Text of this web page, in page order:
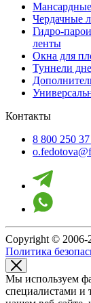
Чердачные
Гидро-
ленты
Окна для
Туннели
Контакты
8 800 250 37
Copyright © 2006-
Политика
Мы используем
специалистами и